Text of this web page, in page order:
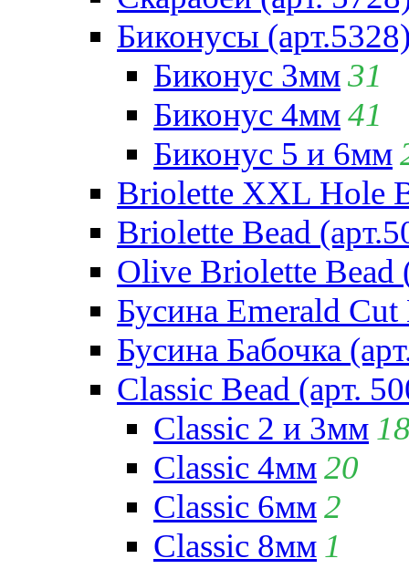
Биконусы
Биконус 3мм31
Биконус 4мм41
Биконус 5 и 6мм
Briolette XXL Hole
Briolette Bead
Olive Briolette Bead
Бусина Emerald Cut
Бусина Бабочка
Classic Bead (арт.
Classic 2 и 3мм
Classic 4мм20
Classic 6мм2
Classic 8мм 1